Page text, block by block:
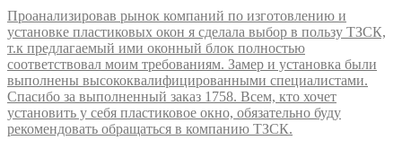
Проанализировав рынок компаний по изготовлению и
установке пластиковых окон я сделала выбор в пользу ТЗСК,
т.к предлагаемый ими оконный блок полностью
соответствовал моим требованиям. Замер и установка были
выполнены высококвалифицированными специалистами.
Спасибо за выполненный заказ 1758. Всем, кто хочет
установить у себя пластиковое окно, обязательно буду
рекомендовать обращаться в компанию ТЗСК.